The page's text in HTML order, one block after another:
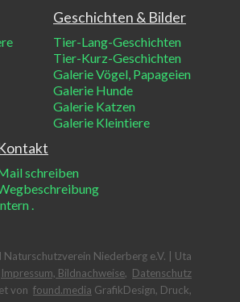
Geschichten & Bilder
Tier-Lang-Geschichten
Tier-Kurz-Geschichten
Galerie Vögel, Papageien
Galerie Hunde
Galerie Katzen
Galerie Kleintiere
schreiben
.
Niederberg e.V. | Uta
Impressum, Bildnachweise, Datenschutz
von found.media GrafikDesign, Druck,